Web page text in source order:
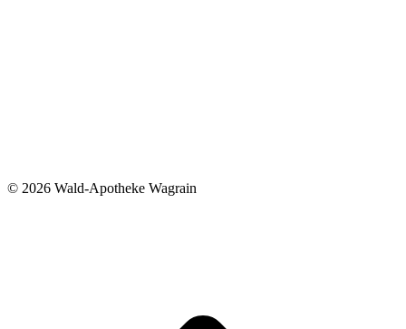
© 2026 Wald-Apotheke Wagrain